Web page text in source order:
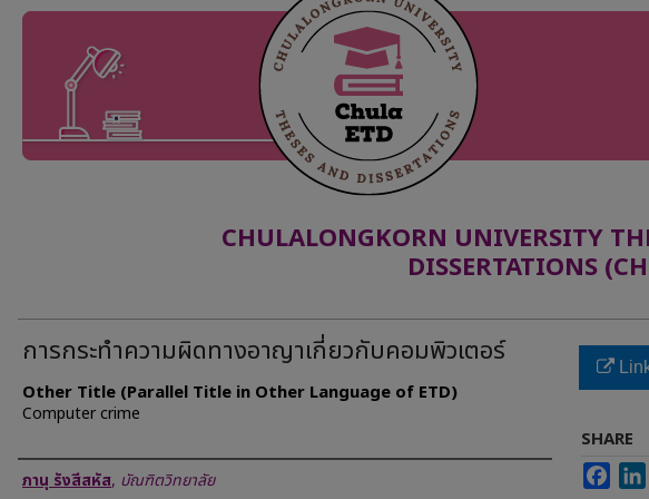
CHULALONGKORN UNIVERSITY
DISSERTATIONS
การกระทำความผิดทางอาญาเกี่ยวกับคอมพิวเตอร์
Other Title (Parallel Title in Other Language of ETD)
Computer crime
Author
ภานุ รังสีสหัส, บัณฑิตวิทยาลัย
SHARE